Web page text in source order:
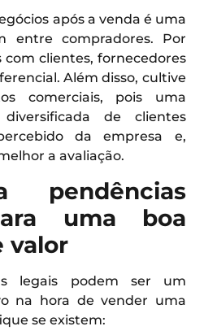
após a venda é uma
entre compradores. Por
com clientes, fornecedores
Além disso, cultive
comerciais, pois uma
de clientes
da empresa e,
a avaliação.
pendências
uma boa
valor
legais podem ser um
na hora de vender uma
se existem: